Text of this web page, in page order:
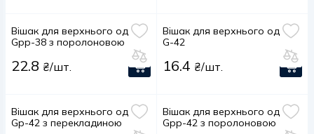
Вішак для верхнього одягу
Gрр-38 з поролоновою
22.8 ₴/шт.
Вішак для верхнього одягу
G-42
16.4 ₴/шт.
Вішак для верхнього одягу
Gр-42 з перекладиною
Вішак для верхнього одягу
Gрр-42 з поролоновою